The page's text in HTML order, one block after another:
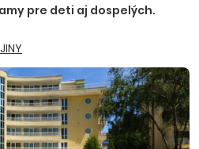
pre deti aj dospelých.